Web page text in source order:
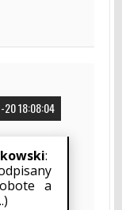
20 18:08:04
:
a